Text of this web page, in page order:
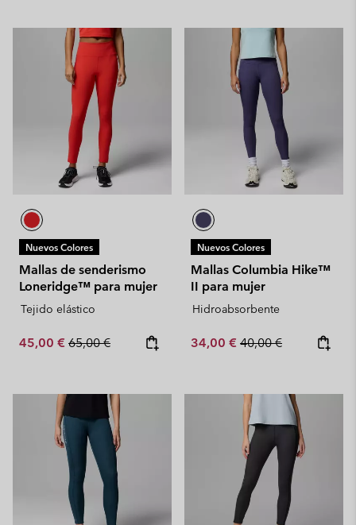
Nuevos Colores
Mallas de senderismo
Loneridge™ para mujer
Tejido elástico
Sale price:
45,00 € Regular price:
65,00 €
Nuevos Colores
Mallas Columbia Hike™
II para mujer
Hidroabsorbente
Sale price:
34,00 € Regular price:
40,00 €